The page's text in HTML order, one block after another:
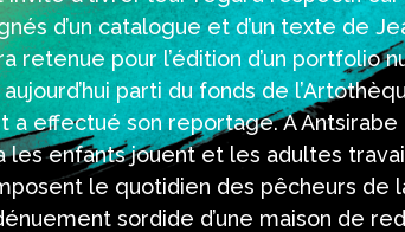
d’un catalogue et d’un texte de
retenue pour l’édition d’un portfolio
parti du fonds de
effectué son reportage. A
les enfants jouent et les adultes
le quotidien des pêcheurs de
sordide d’une maison de